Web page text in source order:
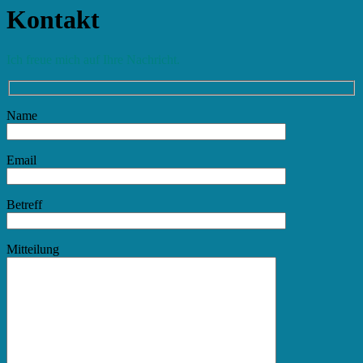
Kontakt
Ich freue mich auf Ihre Nachricht.
Name
Email
Betreff
Mitteilung